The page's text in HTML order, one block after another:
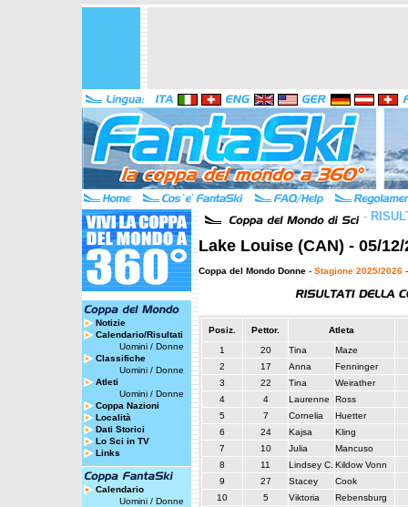
Notizie
Calendario/Risultati
Uomini / Donne
Classifiche
Uomini / Donne
Atleti
Uomini / Donne
Coppa Nazioni
Località
Dati Storici
Lo Sci in TV
Links
Calendario
Uomini / Donne
-
Lake Louise (CAN) - 05/
Coppa del Mondo Donne - Stagione 2025/2026
Posiz. Pettor. Atleta
1
20 Tina
Maze
2
17 Anna
Fenninger
3
22 Tina
Weirather
4
4 Laurenne
Ross
5
7 Cornelia
Huetter
6
24 Kajsa
Kling
7
10 Julia
Mancuso
8
11 Lindsey C. Kildow Vonn
9
27 Stacey
Cook
10
5 Viktoria
Rebensburg